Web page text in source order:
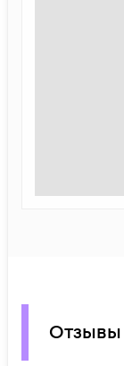
Отзывы